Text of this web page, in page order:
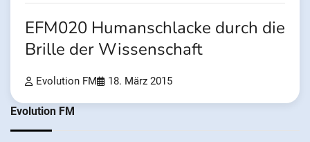
EFM020 Humanschlacke durch die
Brille der Wissenschaft
Evolution FM 18. März 2015
Evolution FM